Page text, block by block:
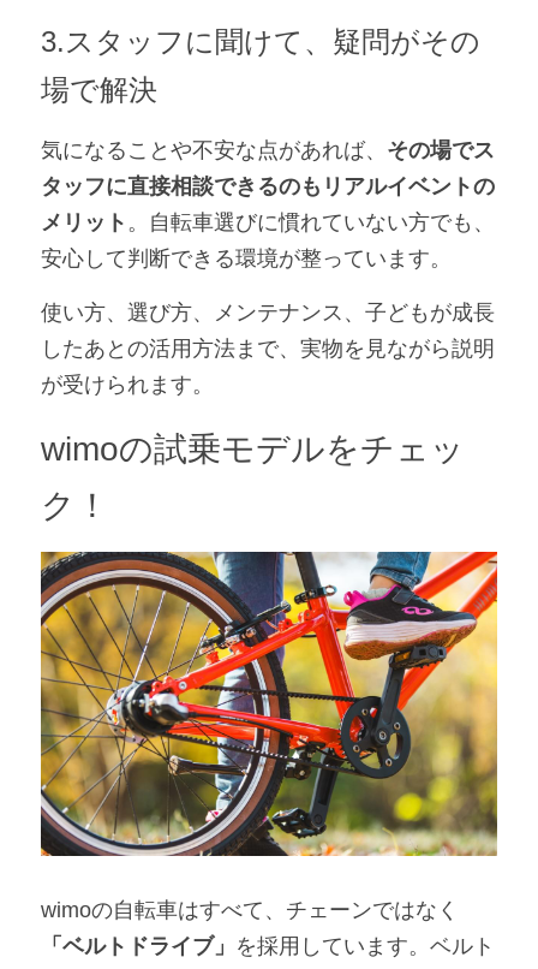
3.スタッフに聞けて、疑問がその
場で解決
気になることや不安な点があれば、 その場でス
タッフに直接相談できるのもリアルイベントの
メリット 。 自転車選びに慣れていない方でも、
安心して判断できる環境が整っています。
使い方、選び方、メンテナンス、子どもが成長
したあとの活用方法まで、実物を見ながら説明
が受けられます。
wimoの試乗モデルをチェッ
ク！
wimoの自転車はすべて、チェーンではなく
「ベルトドライブ」 を採用しています。ベルト